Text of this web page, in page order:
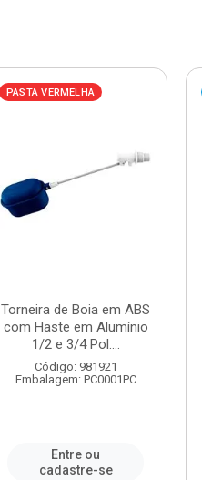
PASTA VERMELHA
Torneira de Boia em ABS
com Haste em Alumínio
1/2 e 3/4 Pol....
Código: 981921
Embalagem: PC0001PC
Entre ou
cadastre-se